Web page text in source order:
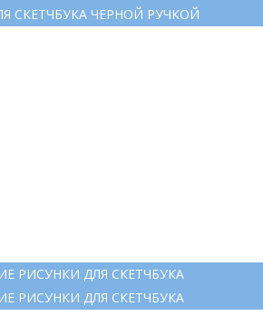
СКЕТЧБУКА ЧЕРНОЙ РУЧКОЙ
РИСУНКИ ДЛЯ СКЕТЧБУКА
РИСУНКИ ДЛЯ СКЕТЧБУКА